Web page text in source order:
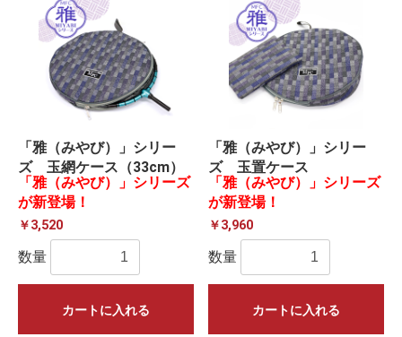
「雅（みやび）」シリー
ズ 玉網ケース（33cm）
「雅（みやび）」シリーズ
が新登場！
￥3,520
数量
カートに入れる
「雅（みやび）」シリー
ズ 玉置ケース
「雅（みやび）」シリーズ
が新登場！
￥3,960
数量
カートに入れる